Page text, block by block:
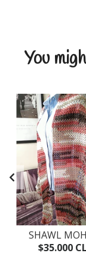
You
SHAWL
$35.000